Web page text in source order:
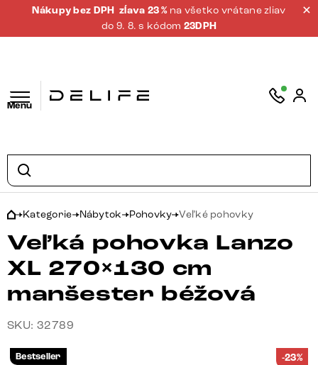
Nákupy bez DPH zĺava 23 % na všetko vrátane zliav
do 9. 8. s kódom 23DPH
Menu
Kategorie Nábytok Pohovky Veľké pohovky
Veľká pohovka Lanzo
XL 270×130 cm
manšester béžová
SKU: 32789
Bestseller -23%